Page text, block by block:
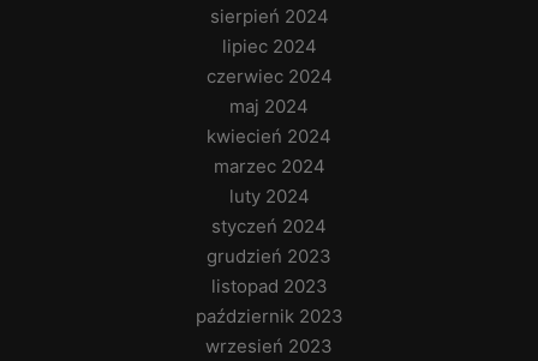
sierpień 2024
lipiec 2024
czerwiec 2024
maj 2024
kwiecień 2024
marzec 2024
luty 2024
styczeń 2024
grudzień 2023
listopad 2023
październik 2023
wrzesień 2023